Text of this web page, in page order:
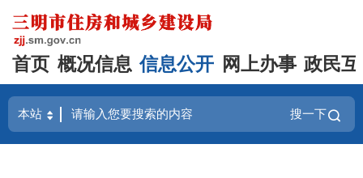
首页 概况信息 信息公开 网上办事 政民
搜一下